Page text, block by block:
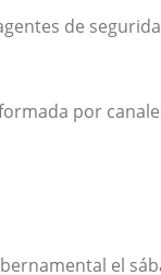
de
por
el